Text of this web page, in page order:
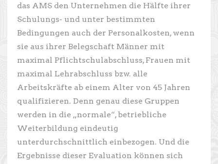
das AMS den Unternehmen die Hälfte ihrer
Schulungs- und unter bestimmten
Bedingungen auch der Personalkosten, wenn
sie aus ihrer Belegschaft Männer mit
maximal Pflichtschulabschluss, Frauen mit
maximal Lehrabschluss bzw. alle
Arbeitskräfte ab einem Alter von 45 Jahren
qualifizieren. Denn genau diese Gruppen
werden in die „normale“, betriebliche
Weiterbildung eindeutig
unterdurchschnittlich einbezogen. Und die
Ergebnisse dieser Evaluation können sich